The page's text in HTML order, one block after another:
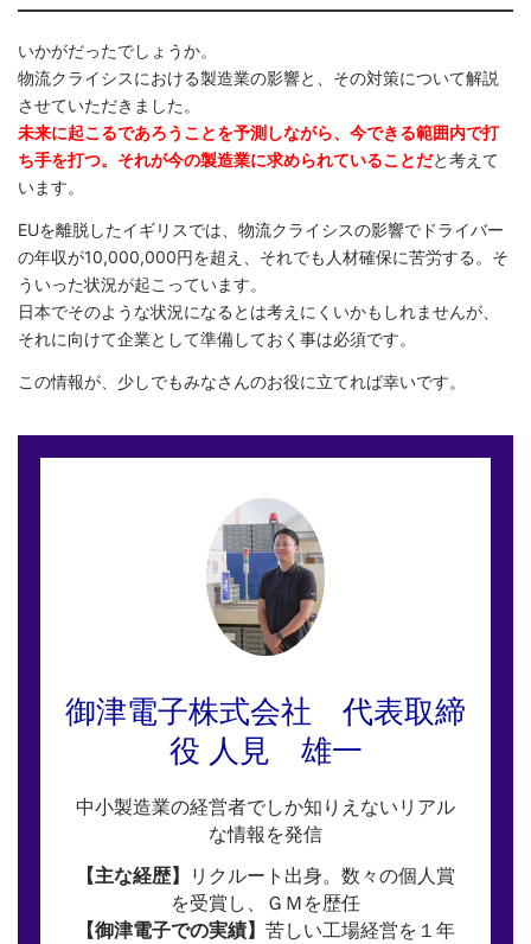
いかがだったでしょうか。
物流クライシスにおける製造業の影響と、その対策について解説
させていただきました。
未来に起こるであろうことを予測しながら、今できる範囲内で打
ち手を打つ。それが今の製造業に求められていることだと考えて
います。
EUを離脱したイギリスでは、物流クライシスの影響でドライバー
の年収が10,000,000円を超え、それでも人材確保に苦労する。そ
ういった状況が起こっています。
日本でそのような状況になるとは考えにくいかもしれませんが、
それに向けて企業として準備しておく事は必須です。
この情報が、少しでもみなさんのお役に立てれば幸いです。
御津電子株式会社 代表取締
役 人見 雄一
中小製造業の経営者でしか知りえないリアル
な情報を発信
【主な経歴】
リクルート出身。数々の個人賞
を受賞し、ＧＭを歴任
【御津電子での実績】 苦しい工場経営を１年